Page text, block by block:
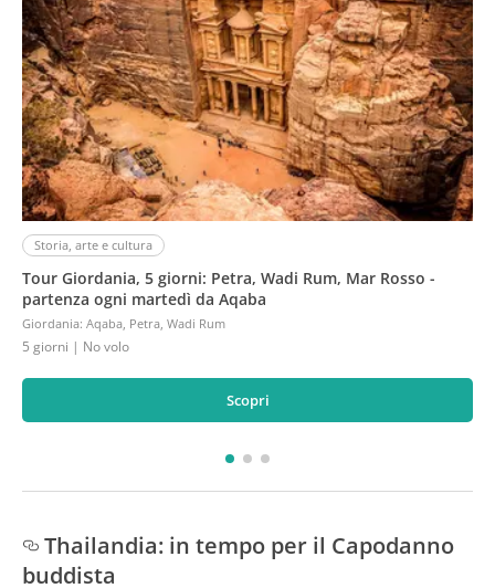
Storia, arte e cultura
Tour Giordania, 5 giorni: Petra, Wadi Rum, Mar Rosso -
partenza ogni martedì da Aqaba
Giordania: Aqaba, Petra, Wadi Rum
5 giorni | No volo
Scopri
Thailandia: in tempo per il Capodanno
buddista